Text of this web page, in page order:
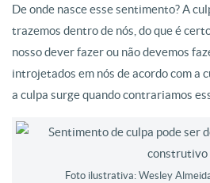
De onde nasce esse sentimento? A
trazemos dentro de nós, do que é
nosso dever fazer ou não devemos
introjetados em nós de acordo com a
a culpa surge quando contrariamos
Foto ilustrativa: Wesley